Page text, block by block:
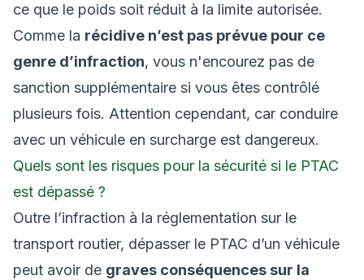
ce que le poids soit réduit à la limite autorisée.
Comme la récidive n’est pas prévue pour ce
genre d’infraction, vous n'encourez pas de
sanction supplémentaire si vous êtes contrôlé
plusieurs fois. Attention cependant, car conduire
avec un véhicule en surcharge est dangereux.
Quels sont les risques pour la sécurité si le PTAC
est dépassé ?
Outre l’infraction à la réglementation sur le
transport routier, dépasser le PTAC d’un véhicule
peut avoir de graves conséquences sur la